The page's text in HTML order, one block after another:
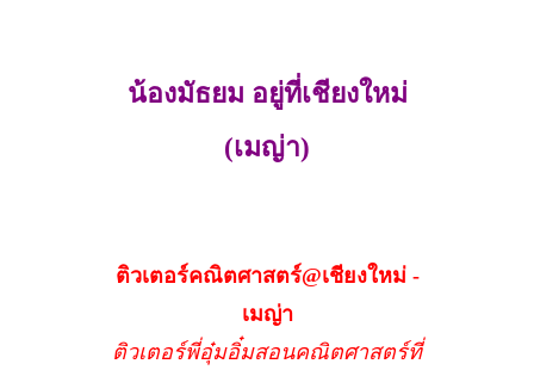
น้องมัธยม อยู่ที่เชียงใหม่
(เมญ่า)
ติวเตอร์คณิตศาสตร์@เชียงใหม่ -
เมญ่า
ติวเตอร์พี่อุ๋มอิ๋มสอนคณิตศาสตร์ที่